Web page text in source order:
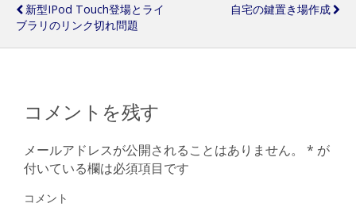
新型iPod Touch登場とライ
ブラリのリンク切れ問題
自宅の鍵置き場作成
コメントを残す
メールアドレスが公開されることはありません。 * が
付いている欄は必須項目です
コメント